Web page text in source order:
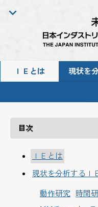
ＩＥとは 現状を
目次
ＩＥとは
現状を分析するＩ
動作研究 時間